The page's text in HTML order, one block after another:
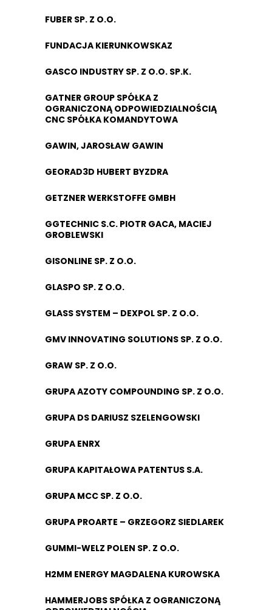
FUBER SP. Z O.O.
FUNDACJA KIERUNKOWSKAZ
GASCO INDUSTRY SP. Z O.O. SP.K.
GATNER GROUP SPÓŁKA Z
OGRANICZONĄ ODPOWIEDZIALNOŚCIĄ
CNC SPÓŁKA KOMANDYTOWA
GAWIN, JAROSŁAW GAWIN
GEORAD3D HUBERT BYZDRA
GETZNER WERKSTOFFE GMBH
GGTECHNIC S.C. PIOTR GACA, MACIEJ
GROBLEWSKI
GISONLINE SP. Z O.O.
GLASPO SP. Z O.O.
GLASS SYSTEM – DEXPOL SP. Z O.O.
GMV INNOVATING SOLUTIONS SP. Z O.O.
GRAW SP. Z O.O.
GRUPA AZOTY COMPOUNDING SP. Z O.O.
GRUPA DS DARIUSZ SZELENGOWSKI
GRUPA ENRX
GRUPA KAPITAŁOWA PATENTUS S.A.
GRUPA MCC SP. Z O.O.
GRUPA PROARTE – GRZEGORZ SIEDLAREK
GUMMI-WELZ POLEN SP. Z O.O.
H2MM ENERGY MAGDALENA KUROWSKA
HAMMERJOBS SPÓŁKA Z OGRANICZONĄ